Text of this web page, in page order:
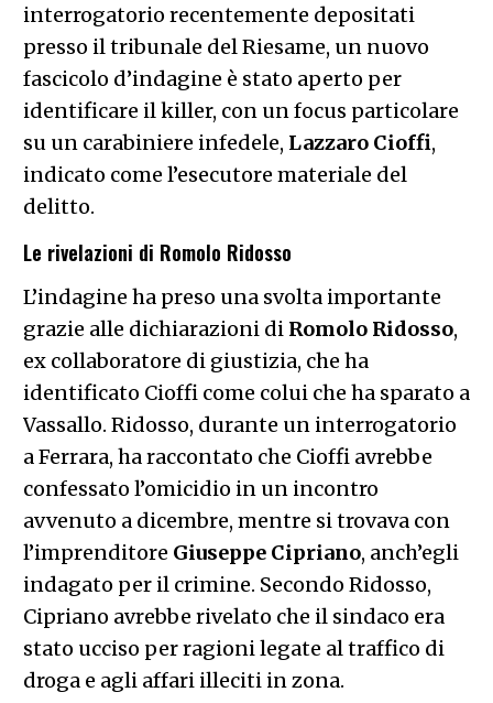
interrogatorio recentemente depositati
presso il tribunale del Riesame, un nuovo
fascicolo d’indagine è stato aperto per
identificare il killer, con un focus particolare
su un carabiniere infedele, Lazzaro Cioffi,
indicato come l’esecutore materiale del
delitto.
Le rivelazioni di Romolo Ridosso
L’indagine ha preso una svolta importante
grazie alle dichiarazioni di Romolo Ridosso,
ex collaboratore di giustizia, che ha
identificato Cioffi come colui che ha sparato a
Vassallo. Ridosso, durante un interrogatorio
a Ferrara, ha raccontato che Cioffi avrebbe
confessato l’omicidio in un incontro
avvenuto a dicembre, mentre si trovava con
l’imprenditore Giuseppe Cipriano, anch’egli
indagato per il crimine. Secondo Ridosso,
Cipriano avrebbe rivelato che il sindaco era
stato ucciso per ragioni legate al traffico di
droga e agli affari illeciti in zona.